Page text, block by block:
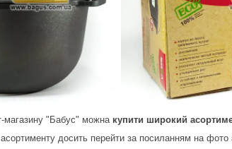
магазину "Бабус" можна купити широкий
досить перейти за посиланням на фото